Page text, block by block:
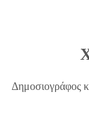
Δημοσιογράφος